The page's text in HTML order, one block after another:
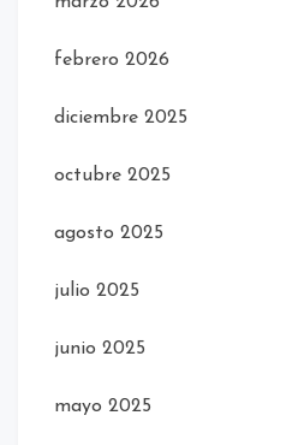
febrero 2026
diciembre 2025
octubre 2025
agosto 2025
julio 2025
junio 2025
mayo 2025